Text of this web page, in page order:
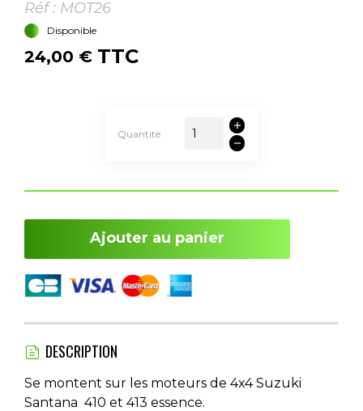
Réf : MOT26
Disponible
24,00 € TTC
Quantité
Ajouter au panier
DESCRIPTION
Se montent sur les moteurs de 4x4 Suzuki
Santana 410 et 413 essence.